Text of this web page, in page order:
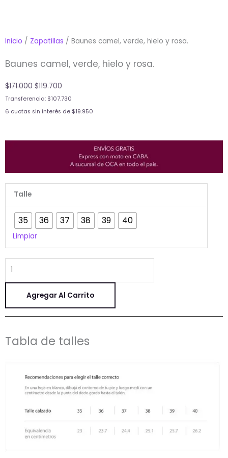
Inicio / Zapatillas / Baunes camel, verde, hielo y rosa.
Baunes camel, verde, hielo y rosa.
$171.000 Original
price
was:
$119.700
price
is:
Transferencia: $107.730
6 cuotas sin interés de $19.950
Talle
35 36 37 38 39 40
Limpiar
verde,
hielo
rosa.
cantidad
Agregar Al Carrito
Tabla de talles